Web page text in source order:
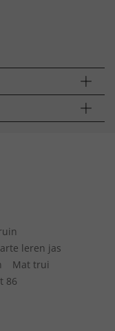
leren jas
Mat trui
86